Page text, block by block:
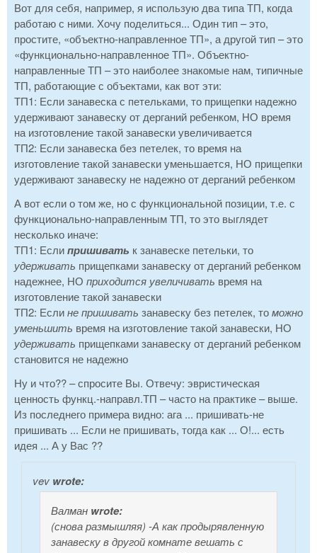
Вот для себя, например, я использую два типа ТП, когда
работаю с ними. Хочу поделиться... Один тип – это,
простите, «объектно-направленное ТП», а другой тип – это
«функционально-направленное ТП». Объектно-
направленные ТП – это наиболее знакомые нам, типичные
ТП, работающие с объектами, как вот эти:
ТП1: Если занавеска с петельками, то прищепки надежно
удерживают занавеску от дерганий ребенком, НО время
на изготовление такой занавески увеличивается
ТП2: Если занавеска без петелек, то время на
изготовление такой занавески уменьшается, НО прищепки
удерживают занавеску не надежно от дерганий ребенком
А вот если о том же, но с функциональной позиции, т.е. с
функционально-направленным ТП, то это выглядет
несколько иначе:
ТП1: Еслипришивать к занавеске петельки, то
удерживать прищепками занавеску от дерганий ребенком
надежнее, НО приходится увеличивать время на
изготовление такой занавески
ТП2: Еслине пришивать занавеску без петелек, томожно
уменьшить время на изготовление такой занавески, НО
удерживать прищепками занавеску от дерганий ребенком
становится не надежно
Ну и что?? – спросите Вы. Отвечу: эвристическая
ценность функц.-направл.ТП – часто на практике – выше.
Из последнего примера видно: ага ... пришивать-не
пришивать ... Если не пришивать, тогда как ... О!... есть
идея ... А у Вас ??
vev wrote:
Валман wrote:
(снова размышляя) -А как продырявленную
занавеску в другой комнате вешать с